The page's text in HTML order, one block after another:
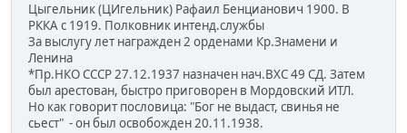
Цыгельник (ЦИгельник) Рафаил Бенцианович 1900. В
РККА с 1919. Полковник интенд.службы
За выслугу лет награжден 2 орденами Кр.Знамени и
Ленина
*Пр.НКО СССР 27.12.1937 назначен нач.ВХС 49 СД. Затем
был арестован, быстро приговорен в Мордовский ИТЛ.
Но как говорит пословица: "Бог не выдаст, свинья не
сьест" - он был освобожден 20.11.1938.